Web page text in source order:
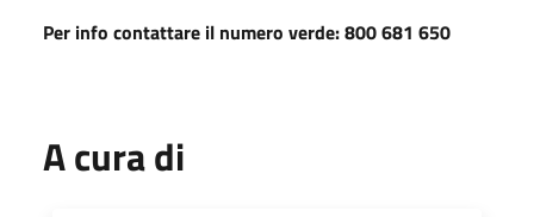
Per info contattare il numero verde: 800 681 650
A cura di